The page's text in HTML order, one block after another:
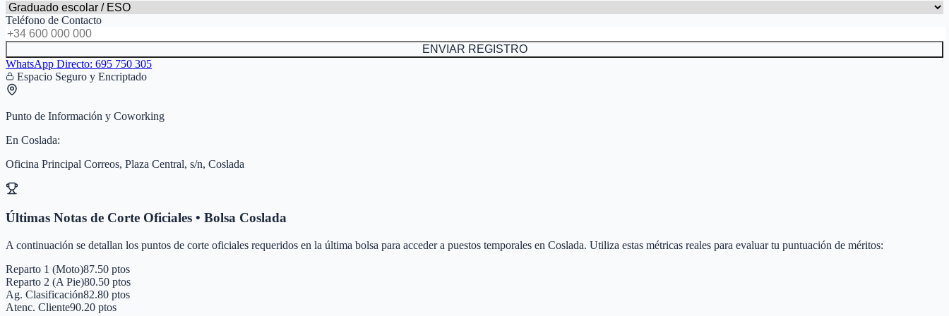
Teléfono de Contacto
ENVIAR REGISTRO
WhatsApp Directo: 695 750 305
Espacio Seguro y Encriptado
Punto de Información y Coworking
En Coslada:
Oficina Principal Correos, Plaza Central, s/n, Coslada
Últimas Notas de Corte Oficiales • Bolsa Coslada
A continuación se detallan los puntos de corte oficiales requeridos en la última bolsa para acceder a puestos temporales en Coslada. Utiliza estas métricas reales para evaluar tu puntuación de méritos:
Reparto 1 (Moto)87.50 ptos
Reparto 2 (A Pie)80.50 ptos
Ag. Clasificación82.80 ptos
Atenc. Cliente90.20 ptos